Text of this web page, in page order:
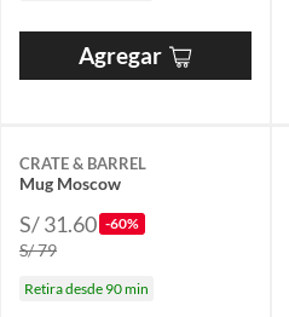
Agregar
CRATE & BARREL
Mug Moscow
S/ 31.60 -60%
S/ 79
Retira desde 90 min